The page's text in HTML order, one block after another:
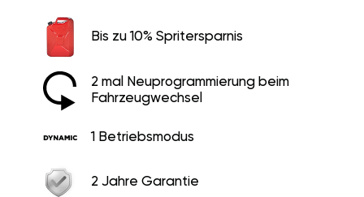
Bis zu 10% Spritersparnis
2 mal Neuprogrammierung beim
Fahrzeugwechsel
1 Betriebsmodus
2 Jahre Garantie